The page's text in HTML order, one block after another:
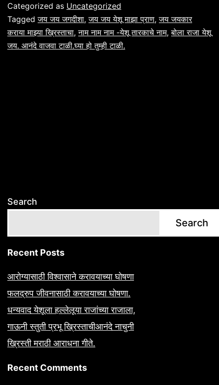
भक्ती
गीते
Categorized as Uncategorized
Taggedजय जय जगदीशा,जय जय येशू माझा प्राण,जय जयकार
कराया माझ्या ख्रिस्ताचा,नाम नाम नाम -येशू तारकाचे नाम,बोला राजा येशू
जय. आनंदे वाजवा टाळी.घ्या हो तुम्ही टाळी.
Search
Search
Recent Posts
आरोग्यासाठी विश्वासाने करावयाच्या घोषणा
फलद्रुप जीवनासाठी करावयाच्या घोषणा.
धन्यवाद येशूला हल्लेलूया राजांच्या राजाला,
गाऊनी स्तुती प्रभू ख्रिस्ताचीआनंदे नाचुनी
ख्रिस्ती मराठी आराधना गीते.
Recent Comments